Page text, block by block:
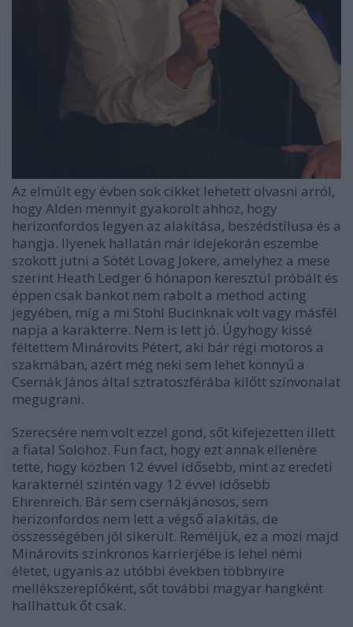
Az elmúlt egy évben sok cikket lehetett olvasni arról,
hogy Alden mennyit gyakorolt ahhoz, hogy
herizonfordos legyen az alakítása, beszédstílusa és a
hangja. Ilyenek hallatán már idejekorán eszembe
szokott jutni a Sötét Lovag Jokere, amelyhez a mese
szerint Heath Ledger 6 hónapon keresztül próbált és
éppen csak bankot nem rabolt a method acting
jegyében, míg a mi Stohl Bucinknak volt vagy másfél
napja a karakterre. Nem is lett jó. Úgyhogy kissé
féltettem Minárovits Pétert, aki bár régi motoros a
szakmában, azért még neki sem lehet könnyű a
Csernák János által sztratoszférába kilőtt színvonalat
megugrani.
Szerecsére nem volt ezzel gond, sőt kifejezetten illett
a fiatal Solohoz. Fun fact, hogy ezt annak ellenére
tette, hogy közben 12 évvel idősebb, mint az eredeti
karakternél szintén vagy 12 évvel idősebb
Ehrenreich. Bár sem csernákjánosos, sem
herizonfordos nem lett a végső alakítás, de
összességében jól sikerült. Reméljük, ez a mozi majd
Minárovits szinkronos karrierjébe is lehel némi
életet, ugyanis az utóbbi években többnyire
mellékszereplőként, sőt további magyar hangként
hallhattuk őt csak.